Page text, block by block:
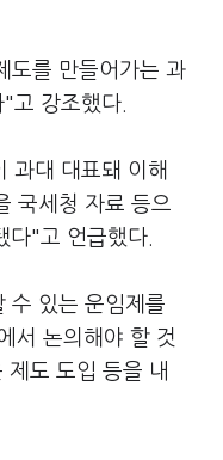
도를 만들어가는 과
고 강조했다.
과대 대표돼 이해
국세청 자료 등으
다"고 언급했다.
수 있는 운임제를
서 논의해야 할 것
도 도입 등을 내